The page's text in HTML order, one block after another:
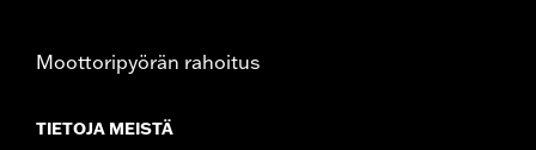
Moottoripyörän rahoitus
TIETOJA MEISTÄ